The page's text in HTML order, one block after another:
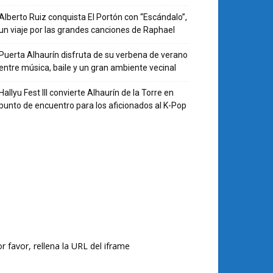
Ruiz conquista El Portón con “Escándalo”,
viaje por las grandes canciones de Raphael
Alhaurín disfruta de su verbena de verano
música, baile y un gran ambiente vecinal
Fest III convierte Alhaurín de la Torre en
de encuentro para los aficionados al K-Pop
favor, rellena la URL del iframe